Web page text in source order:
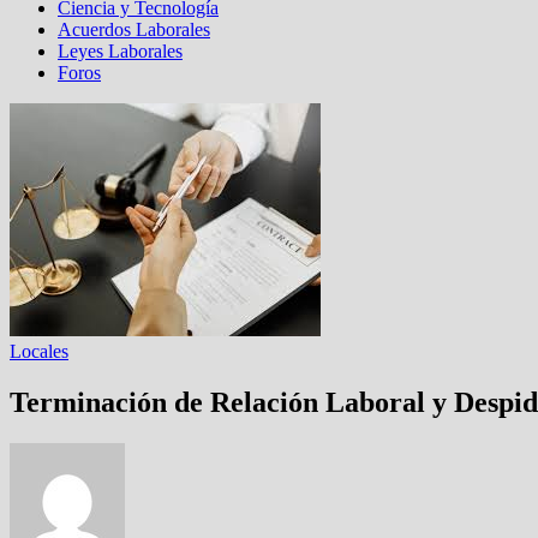
Ciencia y Tecnología
Acuerdos Laborales
Leyes Laborales
Foros
Locales
Terminación de Relación Laboral y